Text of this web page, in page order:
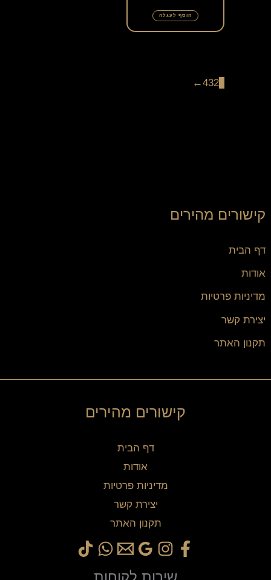
קישורים מהירים
דף הבית
אודות
מדיניות פרטיות
יצירת קשר
תקנון האתר
הוסף לעגלה
1
2
3
4
←
קישורים מהירים
דף הבית
אודות
מדיניות פרטיות
יצירת קשר
תקנון האתר